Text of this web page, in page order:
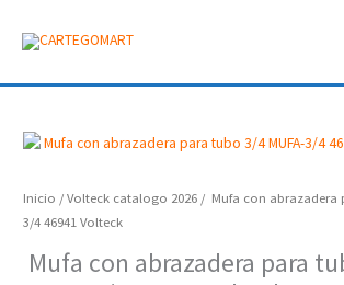
Inicio /Volteck catalogo 2026 / Mufa con abrazadera
3/4 46941 Volteck
Mufa con abrazadera para
Mufa
abrazadera
para
3/4